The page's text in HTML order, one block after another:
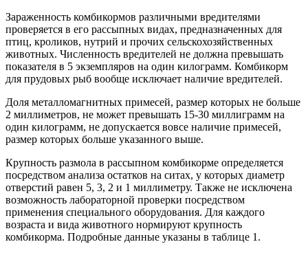
Зараженность комбикормов различными вредителями
проверяется в его рассыпных видах, предназначенных для
птиц, кроликов, нутрий и прочих сельскохозяйственных
животных. Численность вредителей не должна превышать
показателя в 5 экземпляров на один килограмм. Комбикорм
для прудовых рыб вообще исключает наличие вредителей.
Доля металломагнитных примесей, размер которых не больше
2 миллиметров, не может превышать 15-30 миллиграмм на
один килограмм, не допускается вовсе наличие примесей,
размер которых больше указанного выше.
Крупность размола в рассыпном комбикорме определяется
посредством анализа остатков на ситах, у которых диаметр
отверстий равен 5, 3, 2 и 1 миллиметру. Также не исключена
возможность лабораторной проверки посредством
применения специального оборудования. Для каждого
возраста и вида животного нормируют крупность
комбикорма. Подробные данные указаны в таблице 1.